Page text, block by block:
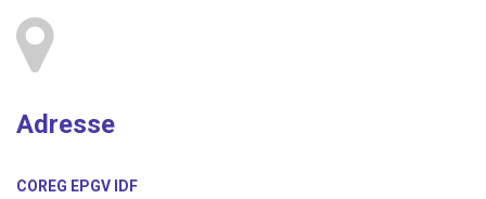
Adresse
COREG EPGV IDF